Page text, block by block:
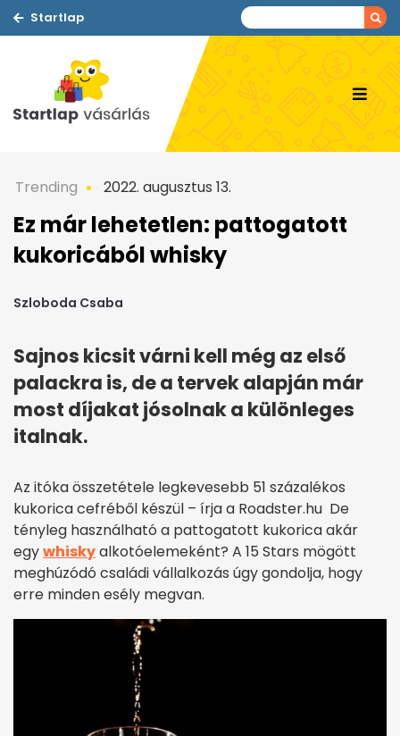
Startlap
Trending 2022. augusztus 13.
Ez már lehetetlen: pattogatott
kukoricából whisky
Szloboda Csaba
Sajnos kicsit várni kell még az első
palackra is, de a tervek alapján már
most díjakat jósolnak a különleges
italnak.
Az itóka összetétele legkevesebb 51 százalékos
kukorica cefréből készül – írja a Roadster.hu De
tényleg használható a pattogatott kukorica akár
egywhiskyalkotóelemeként? A 15 Stars mögött
meghúzódó családi vállalkozás úgy gondolja, hogy
erre minden esély megvan.